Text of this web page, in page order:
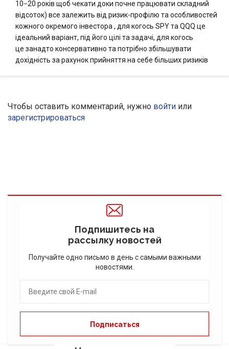
10−20 років щоб чекати доки почне працювати складний
відсоток) все залежить від ризик-профілю та особливостей
кожного окремого інвестора , для когось SPY та QQQ це
ідеальний варіант, під його цілі та задачі, для когось
це занадто консервативно та потрібно збільшувати
дохідність за рахунок прийняття на себе більших ризиків
Чтобы оставить комментарий, нужно войти или
зарегистрироваться
Подпишитесь на
рассылку новостей
Получайте одно письмо в день с самыми важными
новостями.